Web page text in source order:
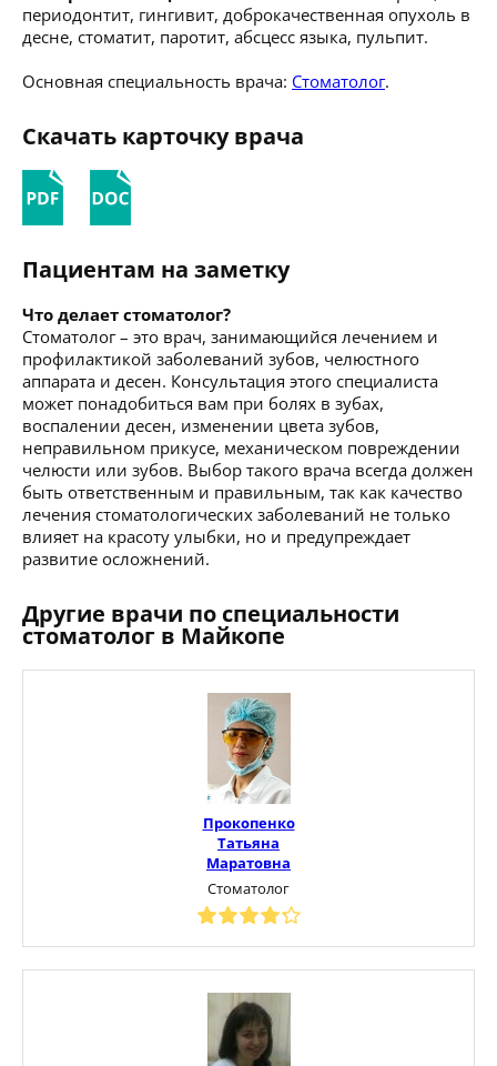
периодонтит, гингивит, доброкачественная опухоль в
десне, стоматит, паротит, абсцесс языка, пульпит.
Основная специальность врача: Стоматолог.
Скачать карточку врача
Пациентам на заметку
Что делает стоматолог?
Стоматолог – это врач, занимающийся лечением и
профилактикой заболеваний зубов, челюстного
аппарата и десен. Консультация этого специалиста
может понадобиться вам при болях в зубах,
воспалении десен, изменении цвета зубов,
неправильном прикусе, механическом повреждении
челюсти или зубов. Выбор такого врача всегда должен
быть ответственным и правильным, так как качество
лечения стоматологических заболеваний не только
влияет на красоту улыбки, но и предупреждает
развитие осложнений.
Другие врачи по специальности
стоматолог в Майкопе
Прокопенко
Татьяна
Маратовна
Стоматолог